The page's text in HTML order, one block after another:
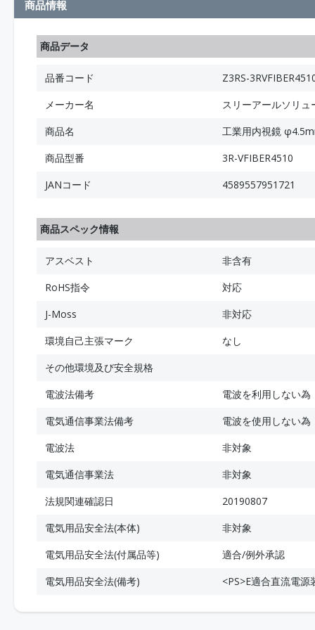
商品情報
商品データ
品番コード
Z3RS-
メーカー名
スリーアールソリュ
商品名
工業用内視鏡
商品型番
3R-VFIBER4510
JANコード
4589557951721
商品スペック情報
アスベスト
非含有
RoHS指令
対応
J-Moss
非対応
環境自己主張マーク
なし
その他環境及び安全規格
電波法備考
電波を利用しない為
電気通信事業法備考
電波を使用しない為
電波法
非対象
電気通信事業法
非対象
法規関連確認日
20190807
電気用品安全法(本体)
非対象
電気用品安全法(付属品等)
適合/例外承認
電気用品安全法(備考)
<PS>E適合直流電源